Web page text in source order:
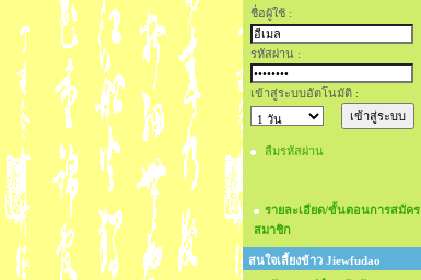
ชื่อผู้ใช้ :
รหัสผ่าน :
เข้าสู่ระบบอัตโนมัติ :
ลืมรหัสผ่าน
รายละเอียด/ขั้นตอนการสมัคร
สมาชิก
สนใจเลี้ยงข้าว Jiewfudao